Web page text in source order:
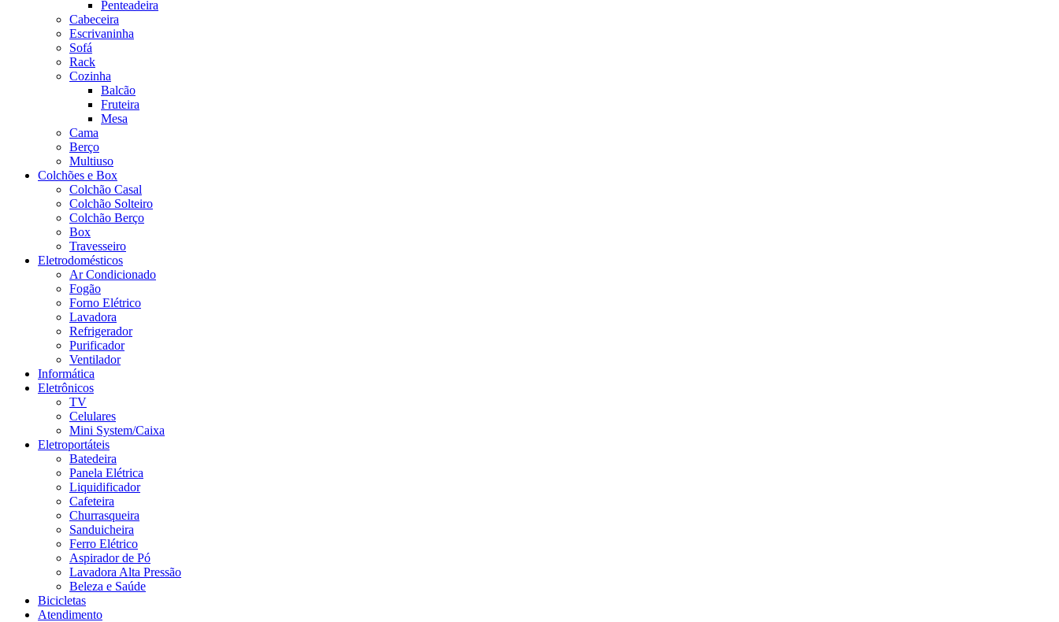
Penteadeira
Cabeceira
Escrivaninha
Sofá
Rack
Cozinha
Balcão
Fruteira
Mesa
Cama
Berço
Multiuso
Colchões e Box
Colchão Casal
Colchão Solteiro
Colchão Berço
Box
Travesseiro
Eletrodomésticos
Ar Condicionado
Fogão
Forno Elétrico
Lavadora
Refrigerador
Purificador
Ventilador
Informática
Eletrônicos
TV
Celulares
Mini System/Caixa
Eletroportáteis
Batedeira
Panela Elétrica
Liquidificador
Cafeteira
Churrasqueira
Sanduicheira
Ferro Elétrico
Aspirador de Pó
Lavadora Alta Pressão
Beleza e Saúde
Bicicletas
Atendimento